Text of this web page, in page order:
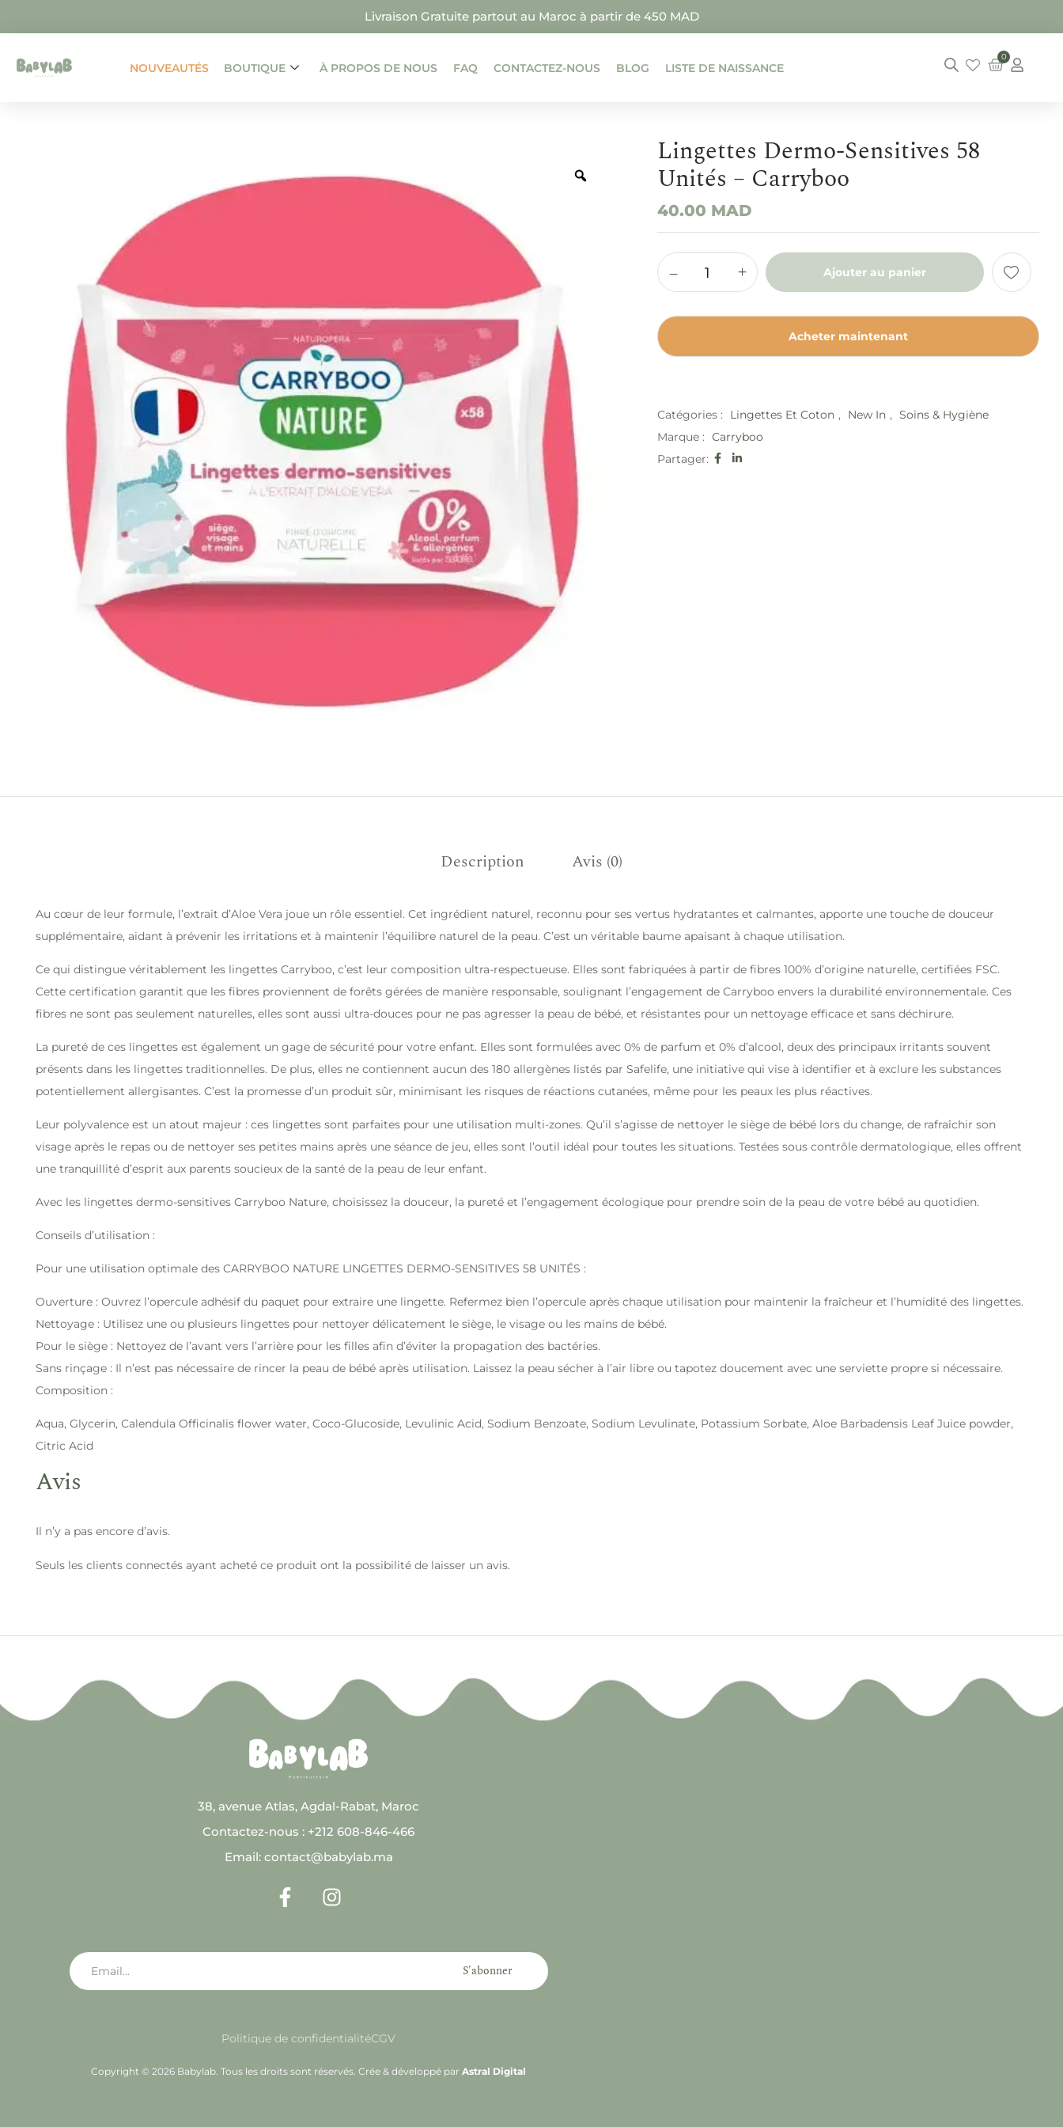
Livraison Gratuite partout au Maroc à partir de 450 MAD
NOUVEAUTÉS BOUTIQUE À PROPOS DE NOUS FAQ CONTACTEZ-NOUS BLOG LISTE DE NAISSANCE
0
Lingettes Dermo-Sensitives 58
Unités – Carryboo
40.00 MAD
Ajouter au panier
Acheter maintenant
Catégories : Lingettes Et Coton , New In , Soins & Hygiène
Marque : Carryboo
Partager:
Description Avis (0)
Au cœur de leur formule, l’extrait d’Aloe Vera joue un rôle essentiel. Cet ingrédient naturel, reconnu pour ses vertus hydratantes et calmantes, apporte une touche de douceur
supplémentaire, aidant à prévenir les irritations et à maintenir l’équilibre naturel de la peau. C’est un véritable baume apaisant à chaque utilisation.
Ce qui distingue véritablement les lingettes Carryboo, c’est leur composition ultra-respectueuse. Elles sont fabriquées à partir de fibres 100% d’origine naturelle, certifiées FSC.
Cette certification garantit que les fibres proviennent de forêts gérées de manière responsable, soulignant l’engagement de Carryboo envers la durabilité environnementale. Ces
fibres ne sont pas seulement naturelles, elles sont aussi ultra-douces pour ne pas agresser la peau de bébé, et résistantes pour un nettoyage efficace et sans déchirure.
La pureté de ces lingettes est également un gage de sécurité pour votre enfant. Elles sont formulées avec 0% de parfum et 0% d’alcool, deux des principaux irritants souvent
présents dans les lingettes traditionnelles. De plus, elles ne contiennent aucun des 180 allergènes listés par Safelife, une initiative qui vise à identifier et à exclure les substances
potentiellement allergisantes. C’est la promesse d’un produit sûr, minimisant les risques de réactions cutanées, même pour les peaux les plus réactives.
Leur polyvalence est un atout majeur : ces lingettes sont parfaites pour une utilisation multi-zones. Qu’il s’agisse de nettoyer le siège de bébé lors du change, de rafraîchir son
visage après le repas ou de nettoyer ses petites mains après une séance de jeu, elles sont l’outil idéal pour toutes les situations. Testées sous contrôle dermatologique, elles offrent
une tranquillité d’esprit aux parents soucieux de la santé de la peau de leur enfant.
Avec les lingettes dermo-sensitives Carryboo Nature, choisissez la douceur, la pureté et l’engagement écologique pour prendre soin de la peau de votre bébé au quotidien.
Conseils d’utilisation :
Pour une utilisation optimale des CARRYBOO NATURE LINGETTES DERMO-SENSITIVES 58 UNITÉS :
Ouverture : Ouvrez l’opercule adhésif du paquet pour extraire une lingette. Refermez bien l’opercule après chaque utilisation pour maintenir la fraîcheur et l’humidité des lingettes.
Nettoyage : Utilisez une ou plusieurs lingettes pour nettoyer délicatement le siège, le visage ou les mains de bébé.
Pour le siège : Nettoyez de l’avant vers l’arrière pour les filles afin d’éviter la propagation des bactéries.
Sans rinçage : Il n’est pas nécessaire de rincer la peau de bébé après utilisation. Laissez la peau sécher à l’air libre ou tapotez doucement avec une serviette propre si nécessaire.
Composition :
Aqua, Glycerin, Calendula Officinalis flower water, Coco-Glucoside, Levulinic Acid, Sodium Benzoate, Sodium Levulinate, Potassium Sorbate, Aloe Barbadensis Leaf Juice powder,
Citric Acid
Avis
Il n’y a pas encore d’avis.
Seuls les clients connectés ayant acheté ce produit ont la possibilité de laisser un avis.
38, avenue Atlas, Agdal-Rabat, Maroc
Contactez-nous : +212 608-846-466
Email: contact@babylab.ma
S'abonner
Politique de confidentialitéCGV
Copyright © 2026 Babylab. Tous les droits sont réservés. Crée & développé par Astral Digital